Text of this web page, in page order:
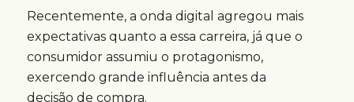
Recentemente, a onda digital agregou mais
expectativas quanto a essa carreira, já que o
consumidor assumiu o protagonismo,
exercendo grande influência antes da
decisão de compra.